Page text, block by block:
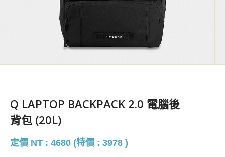
Q LAPTOP BACKPACK 2.0 電腦後
背包 (20L)
定價 NT : 4680 (特價 : 3978 )